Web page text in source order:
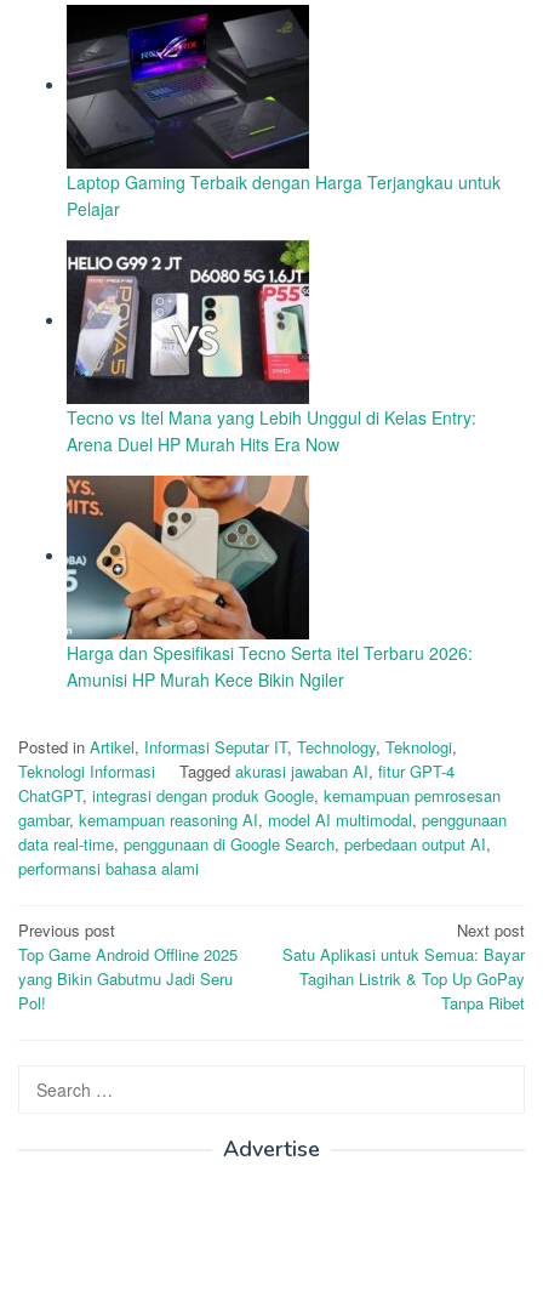
Laptop Gaming Terbaik dengan Harga Terjangkau untuk
Pelajar
Tecno vs Itel Mana yang Lebih Unggul di Kelas Entry:
Arena Duel HP Murah Hits Era Now
Harga dan Spesifikasi Tecno Serta itel Terbaru 2026:
Amunisi HP Murah Kece Bikin Ngiler
Posted in Artikel, Informasi Seputar IT, Technology, Teknologi,
Teknologi Informasi
Tagged akurasi jawaban AI, fitur GPT-4
ChatGPT, integrasi dengan produk Google, kemampuan pemrosesan
gambar, kemampuan reasoning AI, model AI multimodal, penggunaan
data real-time, penggunaan di Google Search, perbedaan output AI,
performansi bahasa alami
Post
navigation
Previous post
Top Game Android Offline 2025
yang Bikin Gabutmu Jadi Seru
Pol!
Next post
Satu Aplikasi untuk Semua: Bayar
Tagihan Listrik & Top Up GoPay
Tanpa Ribet
Search
for:
Advertise